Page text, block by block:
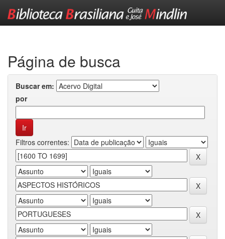
Página de busca
Buscar em:
por
Filtros correntes: